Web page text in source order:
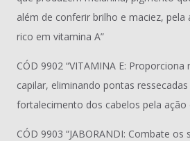
além de conferir brilho e maciez,
rico em vitamina A”
CÓD 9902 “VITAMINA E:
capilar, eliminando pontas
fortalecimento dos cabelos pela ação
CÓD 9903 “JABORANDI: Combate